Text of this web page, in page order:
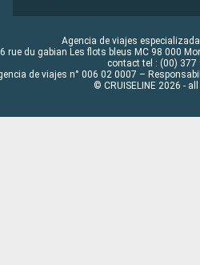
Agencia de viajes especializada
rue du gabian Les flots bleus MC 98 000
contact tel : (00) 377
de viajes n° 006 02 0007 –
© CRUISELINE 2026 -